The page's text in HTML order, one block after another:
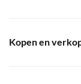
Kopen en